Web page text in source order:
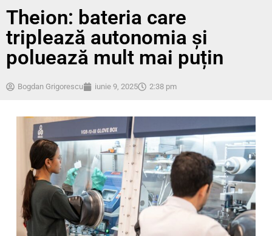
Theion: bateria care
triplează autonomia și
poluează mult mai puțin
Bogdan Grigorescu iunie 9, 2025 2:38 pm